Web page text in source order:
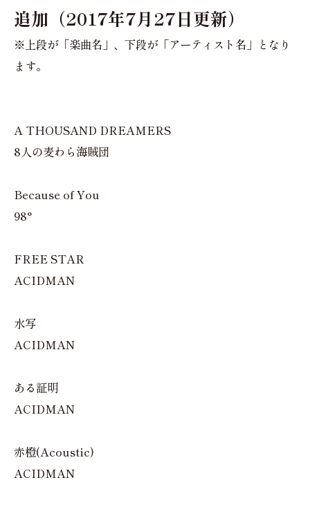
追加（2017年7月27日更新）
※上段が「楽曲名」、下段が「アーティスト名」となり
ます。
A THOUSAND DREAMERS
8人の麦わら海賊団
Because of You
98°
FREE STAR
ACIDMAN
水写
ACIDMAN
ある証明
ACIDMAN
赤橙(Acoustic)
ACIDMAN